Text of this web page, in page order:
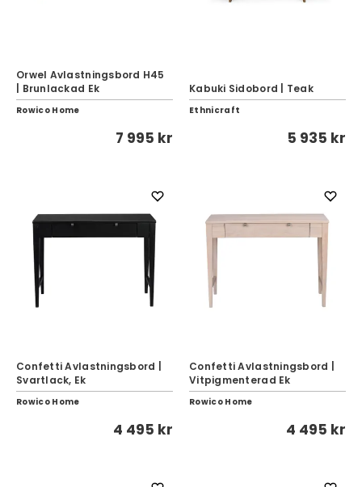
Orwel Avlastningsbord H45
| Brunlackad Ek
Rowico Home
7 995 kr
Kabuki Sidobord | Teak
Ethnicraft
5 935 kr
Confetti Avlastningsbord |
Svartlack, Ek
Rowico Home
4 495 kr
Confetti Avlastningsbord |
Vitpigmenterad Ek
Rowico Home
4 495 kr